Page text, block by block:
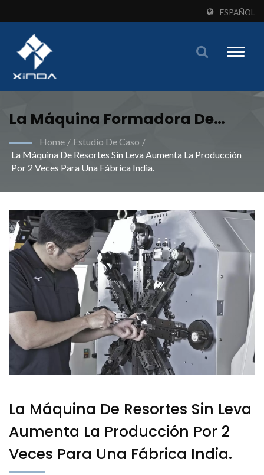
ESPAÑOL
Toggle
La Máquina Formadora De
Resortes Sin Leva De Xinda
Revolucionó La Eficiencia De
Innovadora De Formación De
Muelles Para Fabricantes
Globales - Xinda
Home / Estudio De Caso /
La Máquina De Resortes Sin Leva Aumenta La Producción
Por 2 Veces Para Una Fábrica India.
La Máquina De Resortes Sin Leva
Aumenta La Producción Por 2
Veces Para Una Fábrica India.